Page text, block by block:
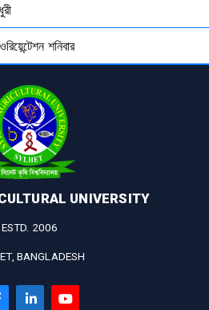
শনিবার
UNIVERSITY
ESTD. 2006
BANGLADESH